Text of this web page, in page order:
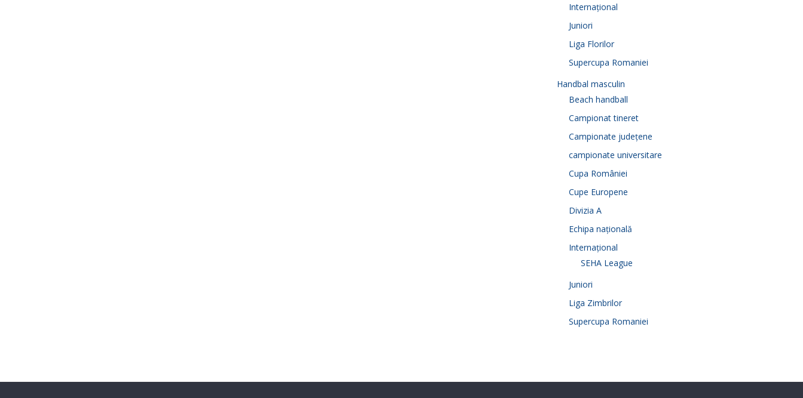
Internațional
Juniori
Liga Florilor
Supercupa Romaniei
Handbal masculin
Beach handball
Campionat tineret
Campionate județene
campionate universitare
Cupa României
Cupe Europene
Divizia A
Echipa națională
Internațional
SEHA League
Juniori
Liga Zimbrilor
Supercupa Romaniei